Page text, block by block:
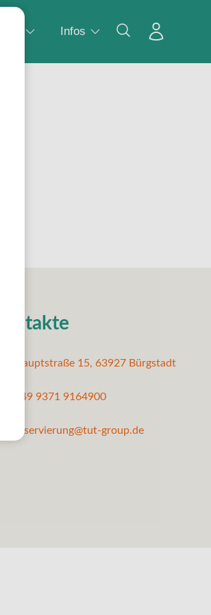
Infos
Kontakte
Hauptstraße 15, 63927 Bürgstadt
+49 9371 9164900
reservierung@tut-group.de